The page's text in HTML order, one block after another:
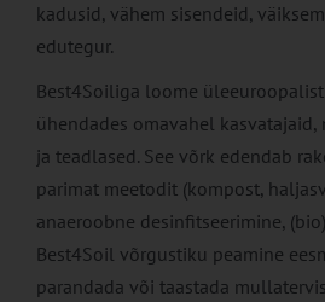
kadusid, vähem sisendeid,
edutegur.
Best4Soiliga loome
ühendades omavahel kasvatajaid,
ja teadlased. See võrk edendab
parimat meetodit (kompost,
anaeroobne desinfitseerimine,
Best4Soil võrgustiku peamine
parandada või taastada